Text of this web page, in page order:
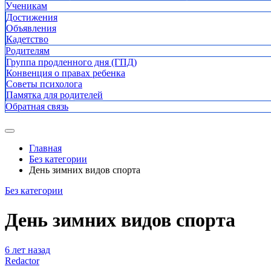
Ученикам
Достижения
Объявления
Кадетство
Родителям
Группа продленного дня (ГПД)
Конвенция о правах ребенка
Советы психолога
Памятка для родителей
Обратная связь
Главная
Без категории
День зимних видов спорта
Без категории
День зимних видов спорта
6 лет назад
Redactor